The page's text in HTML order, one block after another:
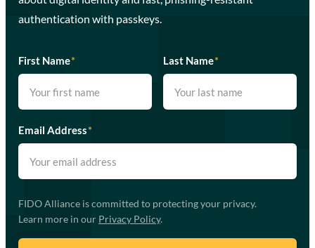
authentication with passkeys.
First Name* Last Name*
Email Address*
FIDO Alliance is committed to protecting your privacy.
Learn more in our Privacy Policy.